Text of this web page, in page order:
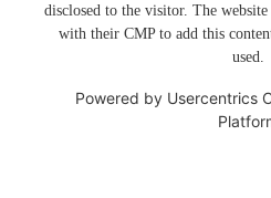
disclosed to the visitor. The
with their CMP to add this
used.
Powered by Usercentrics